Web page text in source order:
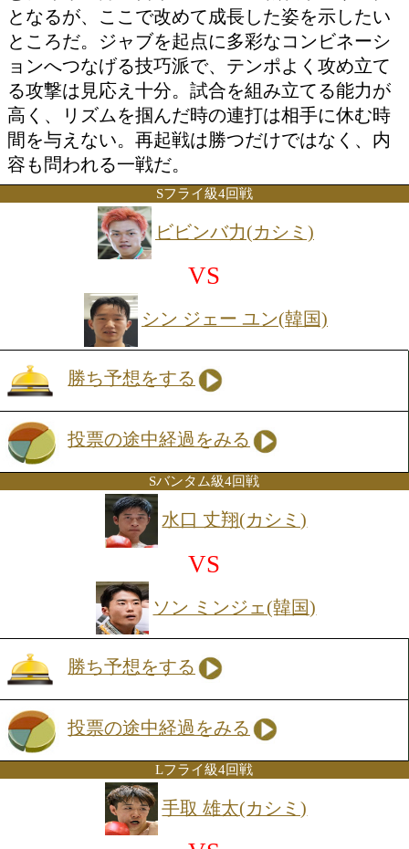
VS
コムサン ケーオルアン(タ
勝ち予想をする
投票の途中経過をみる
日本スーパーバンタム級6位の山本が再
む。昨年11月の日本ユース王座戦以来
となるが、ここで改めて成長した姿を
ところだ。ジャブを起点に多彩なコン
ョンへつなげる技巧派で、テンポよく
る攻撃は見応え十分。試合を組み立て
高く、リズムを掴んだ時の連打は相手
間を与えない。再起戦は勝つだけでは
容も問われる一戦だ。
Sフライ級4回戦
ビビンバ力(カシミ)
シン ジェー ユン(韓国)
勝ち予想をする